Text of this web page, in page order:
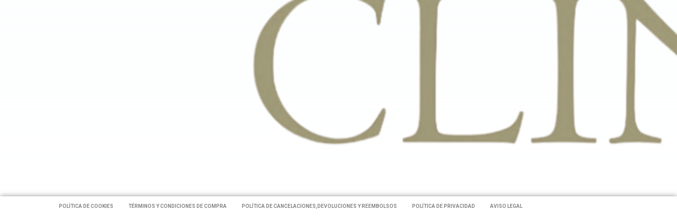
POLÍTICA DE COOKIES TÉRMINOS Y CONDICIONES DE COMPRA POLÍTICA DE CANCELACIONES,DEVOLUCIONES Y REEMBOLSOS POLÍTICA DE PRIVACIDAD AVISO LEGAL